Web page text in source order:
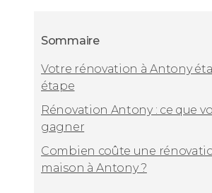
Sommaire
Votre rénovation à Antony
étape
Rénovation Antony : ce que
gagner
Combien coûte une
maison à Antony ?